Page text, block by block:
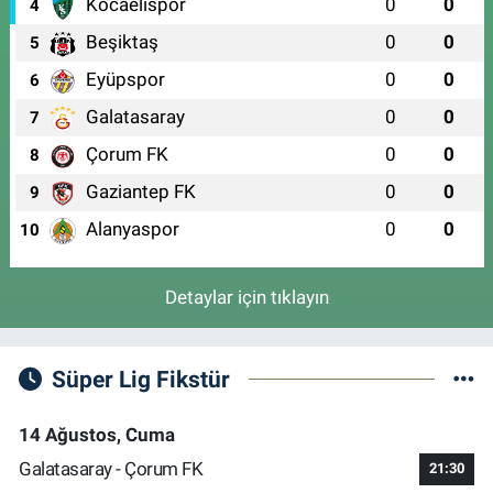
4 Kocaelispor 0 0
5 Beşiktaş 0 0
6 Eyüpspor 0 0
7 Galatasaray 0 0
8 Çorum FK 0 0
9 Gaziantep FK 0 0
10 Alanyaspor 0 0
Detaylar için tıklayın
Süper Lig Fikstür
14 Ağustos, Cuma
Galatasaray - Çorum FK
21:30